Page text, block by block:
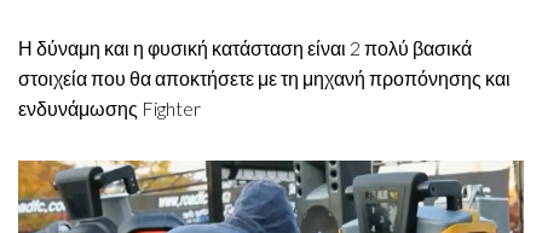
Η δύναμη και η φυσική κατάσταση είναι 2 πολύ βασικά
στοιχεία που θα αποκτήσετε με τη μηχανή προπόνησης και
ενδυνάμωσης Fighter